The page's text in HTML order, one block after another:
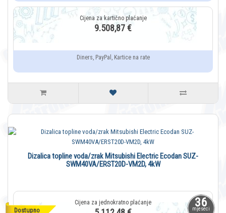
9.508,87 €
Diners, PayPal, Kartice na rate
36
mjeseci
Dostupno
Dizalica topline voda/zrak Mitsubishi Electric Ecodan SUZ-
SWM40VA/ERST20D-VM2D, 4kW